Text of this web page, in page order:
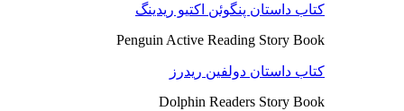
کتاب داستان پنگوئن اکتیو ریدینگ
Penguin Active Reading Story Book
کتاب داستان دولفین ریدرز
Dolphin Readers Story Book